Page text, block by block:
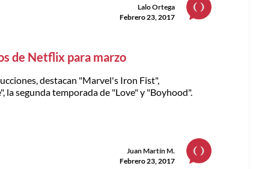
Lalo Ortega
Febrero 23, 2017
de Netflix para marzo
destacan "Marvel's Iron Fist",
la segunda temporada de "Love" y "Boyhood".
Juan Martín M.
Febrero 23, 2017